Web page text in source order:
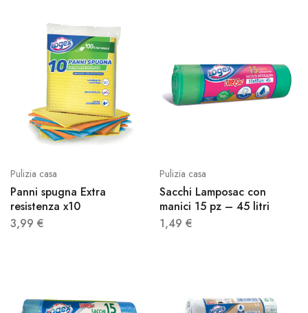
Pulizia casa
Panni spugna Extra
resistenza x10
3,99 €
Pulizia casa
Sacchi Lamposac con
manici 15 pz – 45 litri
1,49 €